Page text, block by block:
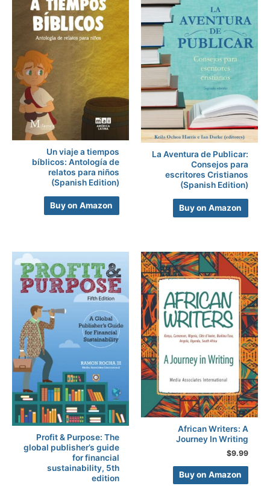
La Aventura de Publicar:
Consejos para
escritores Cristianos
(Spanish Edition)
Buy on Amazon
Un viaje a tiempos
bíblicos: Antología de
relatos para niños
(Spanish Edition)
Buy on Amazon
African Writers: A
Journey In Writing
$9.99
Buy on Amazon
Profit & Purpose: The
global publisher’s guide
for financial
sustainability, 5th
edition